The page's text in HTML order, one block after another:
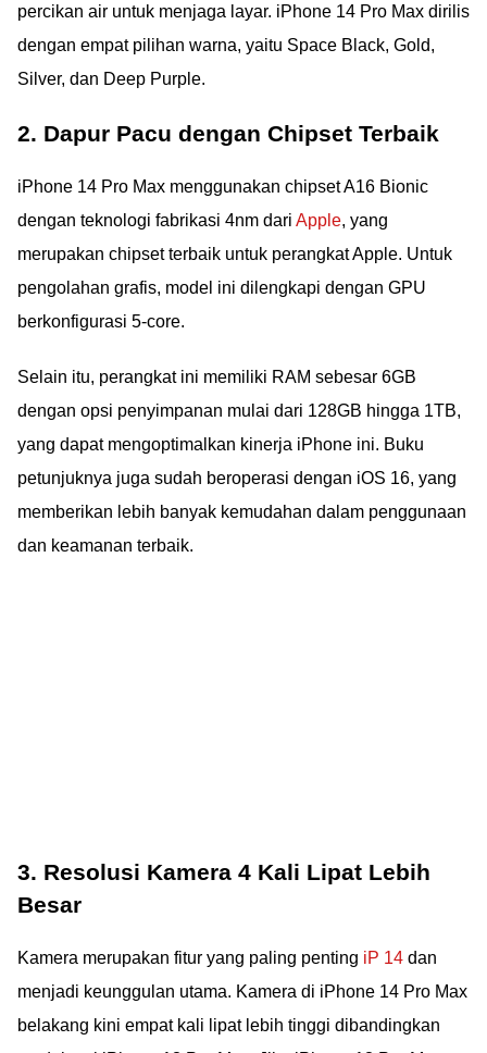
percikan air untuk menjaga layar. iPhone 14 Pro Max dirilis
dengan empat pilihan warna, yaitu Space Black, Gold,
Silver, dan Deep Purple.
2. Dapur Pacu dengan Chipset Terbaik
iPhone 14 Pro Max menggunakan chipset A16 Bionic
dengan teknologi fabrikasi 4nm dari Apple, yang
merupakan chipset terbaik untuk perangkat Apple. Untuk
pengolahan grafis, model ini dilengkapi dengan GPU
berkonfigurasi 5-core.
Selain itu, perangkat ini memiliki RAM sebesar 6GB
dengan opsi penyimpanan mulai dari 128GB hingga 1TB,
yang dapat mengoptimalkan kinerja iPhone ini. Buku
petunjuknya juga sudah beroperasi dengan iOS 16, yang
memberikan lebih banyak kemudahan dalam penggunaan
dan keamanan terbaik.
3. Resolusi Kamera 4 Kali Lipat Lebih
Besar
Kamera merupakan fitur yang paling penting iP 14 dan
menjadi keunggulan utama. Kamera di iPhone 14 Pro Max
belakang kini empat kali lipat lebih tinggi dibandingkan